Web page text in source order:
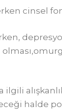
cinsel
halde